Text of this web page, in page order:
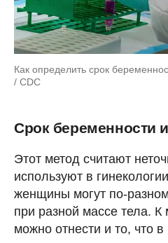
Как определить срок
/ CDC
Срок беременности
Этот метод считают
используют в
женщины могут по-
при разной массе тела. К
можно отнести и то, что